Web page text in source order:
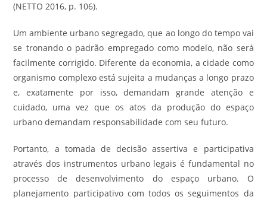
(NETTO 2016, p. 106).
Um ambiente urbano segregado, que ao longo do tempo vai
se tronando o padrão empregado como modelo, não será
facilmente corrigido. Diferente da economia, a cidade como
organismo complexo está sujeita a mudanças a longo prazo
e, exatamente por isso, demandam grande atenção e
cuidado, uma vez que os atos da produção do espaço
urbano demandam responsabilidade com seu futuro.
Portanto, a tomada de decisão assertiva e participativa
através dos instrumentos urbano legais é fundamental no
processo de desenvolvimento do espaço urbano. O
planejamento participativo com todos os seguimentos da